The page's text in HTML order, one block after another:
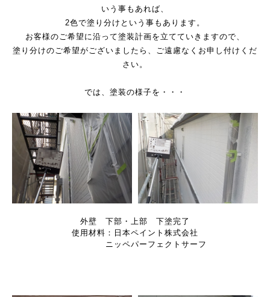
いう事もあれば、
2色で塗り分けという事もあります。
お客様のご希望に沿って塗装計画を立てていきますので、
塗り分けのご希望がございましたら、ご遠慮なくお申し付けくだ
さい。
では、塗装の様子を・・・
外壁 下部・上部 下塗完了
使用材料：日本ペイント株式会社
ニッペパーフェクトサーフ